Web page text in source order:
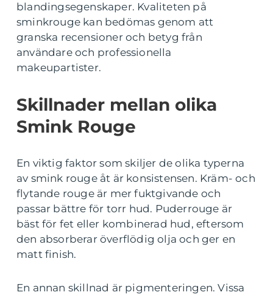
blandingsegenskaper. Kvaliteten på
sminkrouge kan bedömas genom att
granska recensioner och betyg från
användare och professionella
makeupartister.
Skillnader mellan olika
Smink Rouge
En viktig faktor som skiljer de olika typerna
av smink rouge åt är konsistensen. Kräm- och
flytande rouge är mer fuktgivande och
passar bättre för torr hud. Puderrouge är
bäst för fet eller kombinerad hud, eftersom
den absorberar överflödig olja och ger en
matt finish.
En annan skillnad är pigmenteringen. Vissa